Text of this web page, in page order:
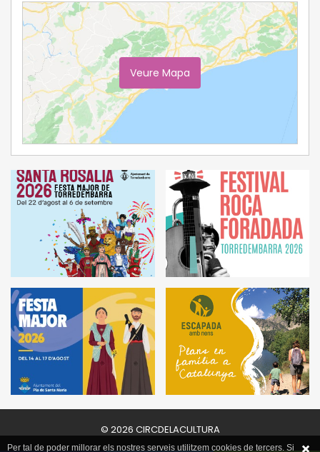
Veure Mapa
© 2026 CIRCDELACULTURA
Per tal de poder millorar els nostres serveis utilitzem cookies de tercers. Si